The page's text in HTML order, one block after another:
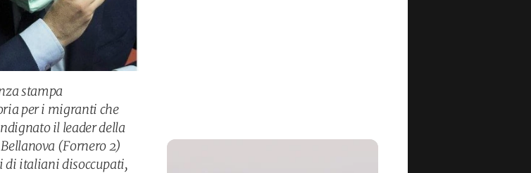
stampa
per i migranti che
il leader della
(Fornero 2)
italiani disoccupati,